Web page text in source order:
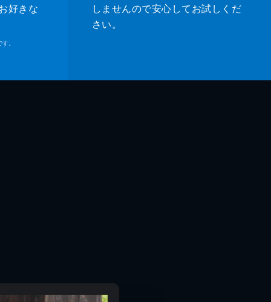
好きな
。
しませんので安心してお試しくだ
さい。